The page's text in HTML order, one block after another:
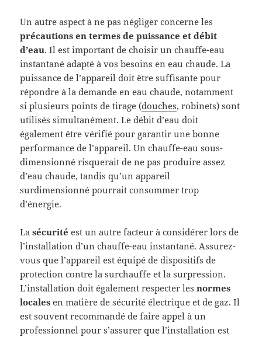
Un autre aspect à ne pas négliger concerne les
précautions en termes de puissance et débit
d’eau. Il est important de choisir un chauffe-eau
instantané adapté à vos besoins en eau chaude. La
puissance de l’appareil doit être suffisante pour
répondre à la demande en eau chaude, notamment
si plusieurs points de tirage (douches, robinets) sont
utilisés simultanément. Le débit d’eau doit
également être vérifié pour garantir une bonne
performance de l’appareil. Un chauffe-eau sous-
dimensionné risquerait de ne pas produire assez
d’eau chaude, tandis qu’un appareil
surdimensionné pourrait consommer trop
d’énergie.
Lasécurité est un autre facteur à considérer lors de
l’installation d’un chauffe-eau instantané. Assurez-
vous que l’appareil est équipé de dispositifs de
protection contre la surchauffe et la surpression.
L’installation doit également respecter lesnormes
locales en matière de sécurité électrique et de gaz. Il
est souvent recommandé de faire appel à un
professionnel pour s’assurer que l’installation est